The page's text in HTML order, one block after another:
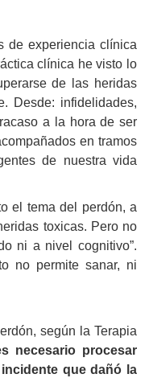
de experiencia clínica
clínica he visto lo
de las heridas
Desde: infidelidades,
a la hora de ser
en tramos
de nuestra vida
el tema del perdón, a
toxicas. Pero no
ni a nivel cognitivo”.
no permite sanar, ni
según la Terapia
necesario procesar
que dañó la